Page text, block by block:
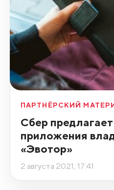
ПАРТНЁРСКИЙ
Сбер
приложения
«Эвотор»
2 августа 2021, 17:41